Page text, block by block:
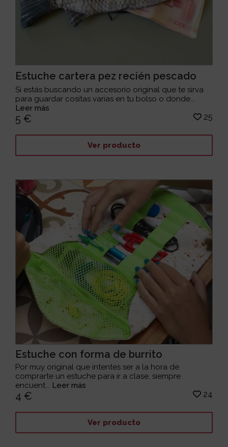
Estuche cartera pez recién pescado
Si estás buscando un accesorio original que te sirva
para guardar cositas varias en tu bolso o donde...
Leer más
5 € 25
Ver producto
Estuche con forma de burrito
Por muy original que intentes ser a la hora de
comprarte un estuche para ir a clase, siempre
encuent... Leer más
4 € 24
Ver producto